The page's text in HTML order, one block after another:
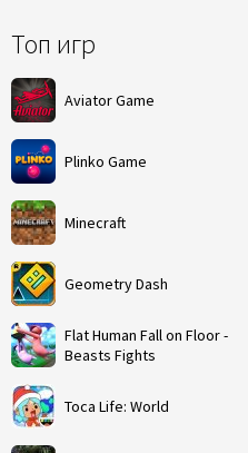
Топ игр
Aviator Game
Plinko Game
Minecraft
Geometry Dash
Flat Human Fall on Floor -
Beasts Fights
Toca Life: World